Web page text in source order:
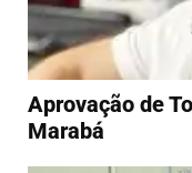
Aprovação de
Marabá